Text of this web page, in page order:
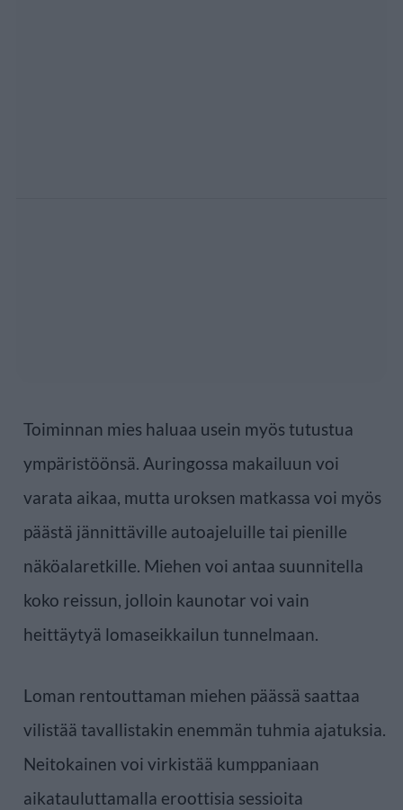
Toiminnan mies haluaa usein myös tutustua
ympäristöönsä. Auringossa makailuun voi
varata aikaa, mutta uroksen matkassa voi myös
päästä jännittäville autoajeluille tai pienille
näköalaretkille. Miehen voi antaa suunnitella
koko reissun, jolloin kaunotar voi vain
heittäytyä lomaseikkailun tunnelmaan.
Loman rentouttaman miehen päässä saattaa
vilistää tavallistakin enemmän tuhmia ajatuksia.
Neitokainen voi virkistää kumppaniaan
aikatauluttamalla eroottisia sessioita